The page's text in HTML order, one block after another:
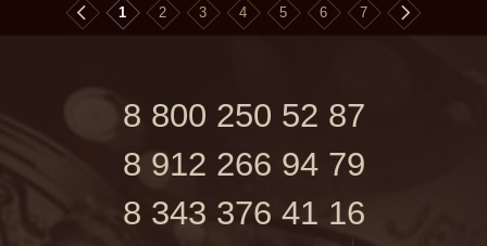
1 2 3 4 5 6 7
8 800 250 52 87
8 912 266 94 79
8 343 376 41 16